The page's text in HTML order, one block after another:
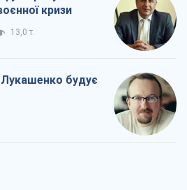
кризи
13,0 т.
Лукашенко будує